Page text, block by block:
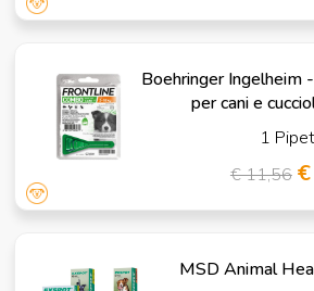
Boehringer Ingelheim
per cani e
1
€ 11,56
MSD Animal